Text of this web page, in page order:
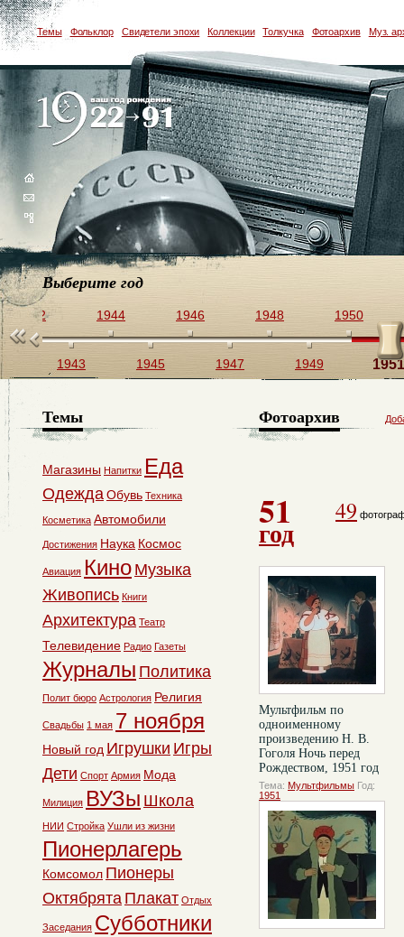
Темы Фольклор Свидетели эпохи Коллекции Толкучка Фотоархив Муз.
Выберите год
1942
1943
1944
1945
1946
1947
1948
1949
1950
1951
Фотоархив
51
год
49
Мультфильм по
одноименному
произведению Н. В.
Гоголя Ночь перед
Рождеством, 1951 год
Тема: Мультфильмы Год:
1951
Темы
Магазины Напитки Еда
ОдеждаОбувь Техника
Косметика Автомобили
Достижения Наука Космос
Авиация Кино Музыка
Живопись Книги
Архитектура Театр
Телевидение Радио Газеты
Журналы Политика
Полит бюро Астрология Религия
Свадьбы 1 мая 7 ноября
Новый год Игрушки Игры
Дети Спорт Армия Мода
Милиция ВУЗы Школа
НИИ Стройка Ушли из жизни
Пионерлагерь
Комсомол Пионеры
Октябрята Плакат Отдых
Заседания Субботники